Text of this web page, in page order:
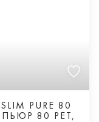
PURE 80
80 РЕТ,